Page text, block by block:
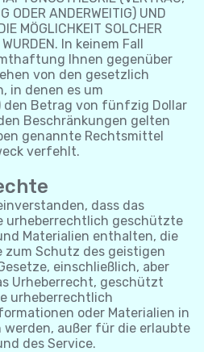
ODER ANDERWEITIG) UND
MÖGLICHKEIT SOLCHER
WURDEN. In keinem Fall
Ihnen gegenüber
von den gesetzlich
in denen es um
den Betrag von fünfzig Dollar
Beschränkungen gelten
genannte Rechtsmittel
verfehlt.
dass das
urheberrechtlich geschützte
Materialien enthalten, die
zum Schutz des geistigen
einschließlich, aber
Urheberrecht, geschützt
urheberrechtlich
oder Materialien in
werden, außer für die erlaubte
des Service.